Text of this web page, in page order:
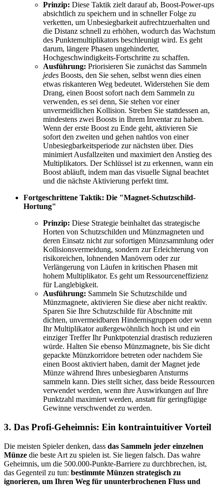
Prinzip: Diese Taktik zielt darauf ab, Boost-Power-ups
absichtlich zu speichern und in schneller Folge zu
verketten, um Unbesiegbarkeit aufrechtzuerhalten und
die Distanz schnell zu erhöhen, wodurch das Wachstum
des Punktemultiplikators beschleunigt wird. Es geht
darum, längere Phasen ungehinderter,
Hochgeschwindigkeits-Fortschritte zu schaffen.
Ausführung: Priorisieren Sie zunächst das Sammeln
jedes Boosts, den Sie sehen, selbst wenn dies einen
etwas riskanteren Weg bedeutet. Widerstehen Sie dem
Drang, einen Boost sofort nach dem Sammeln zu
verwenden, es sei denn, Sie stehen vor einer
unvermeidlichen Kollision. Streben Sie stattdessen an,
mindestens zwei Boosts in Ihrem Inventar zu haben.
Wenn der erste Boost zu Ende geht, aktivieren Sie
sofort den zweiten und gehen nahtlos von einer
Unbesiegbarkeitsperiode zur nächsten über. Dies
minimiert Ausfallzeiten und maximiert den Anstieg des
Multiplikators. Der Schlüssel ist zu erkennen, wann ein
Boost abläuft, indem man das visuelle Signal beachtet
und die nächste Aktivierung perfekt timt.
Fortgeschrittene Taktik: Die "Magnet-Schutzschild-
Hortung"
Prinzip: Diese Strategie beinhaltet das strategische
Horten von Schutzschilden und Münzmagneten und
deren Einsatz nicht zur sofortigen Münzsammlung oder
Kollisionsvermeidung, sondern zur Erleichterung von
risikoreichen, lohnenden Manövern oder zur
Verlängerung von Läufen in kritischen Phasen mit
hohem Multiplikator. Es geht um Ressourceneffizienz
für Langlebigkeit.
Ausführung: Sammeln Sie Schutzschilde und
Münzmagnete, aktivieren Sie diese aber nicht reaktiv.
Sparen Sie Ihre Schutzschilde für Abschnitte mit
dichten, unvermeidbaren Hindernisgruppen oder wenn
Ihr Multiplikator außergewöhnlich hoch ist und ein
einziger Treffer Ihr Punktpotenzial drastisch reduzieren
würde. Halten Sie ebenso Münzmagnete, bis Sie dicht
gepackte Münzkorridore betreten oder nachdem Sie
einen Boost aktiviert haben, damit der Magnet jede
Münze während Ihres unbesiegbaren Ansturms
sammeln kann. Dies stellt sicher, dass beide Ressourcen
verwendet werden, wenn ihre Auswirkungen auf Ihre
Punktzahl maximiert werden, anstatt für geringfügige
Gewinne verschwendet zu werden.
3. Das Profi-Geheimnis: Ein kontraintuitiver Vorteil
Die meisten Spieler denken, dass das Sammeln jeder einzelnen
Münze die beste Art zu spielen ist. Sie liegen falsch. Das wahre
Geheimnis, um die 500.000-Punkte-Barriere zu durchbrechen, ist,
das Gegenteil zu tun: bestimmte Münzen strategisch zu
ignorieren, um Ihren Weg für ununterbrochenen Fluss und